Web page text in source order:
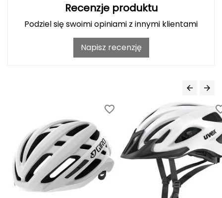
KILLTEC
KONG
Recenzje produktu
Podziel się swoimi opiniami z innymi klientami
Napisz recenzję